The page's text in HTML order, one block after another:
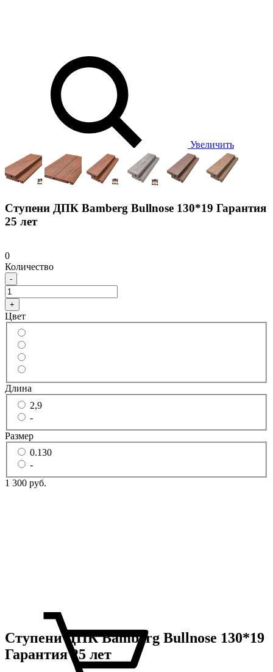
Увеличить
Ступени ДПК Bamberg Bullnose 130*19 Гарантия
25 лет
0
Количество
-
+
Цвет
Длина
2,9
-
Размер
0.130
-
1 300 руб.
Ступени ДПК Bamberg Bullnose 130*19
Гарантия 25 лет